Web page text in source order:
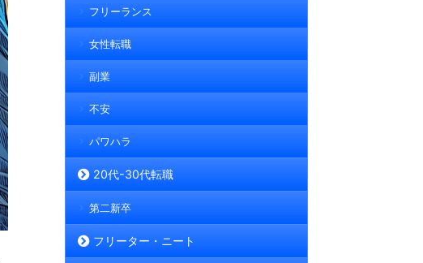
フリーランス
女性転職
副業
不安
パワハラ
20代-30代転職
第二新卒
フリーター・ニート